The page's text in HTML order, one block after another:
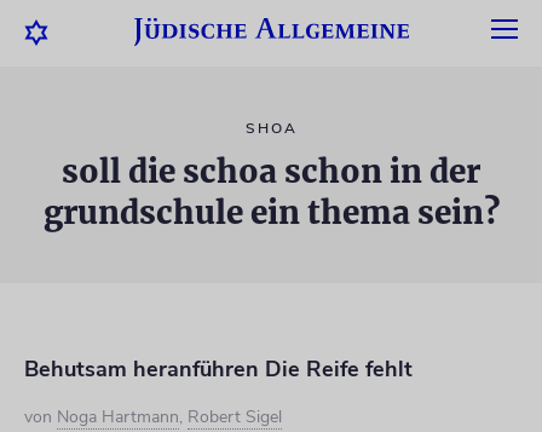
SHOA
soll die schoa schon in der
grundschule ein thema sein?
Behutsam heranführen Die Reife fehlt
von Noga Hartmann, Robert Sigel